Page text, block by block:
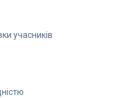
учасників